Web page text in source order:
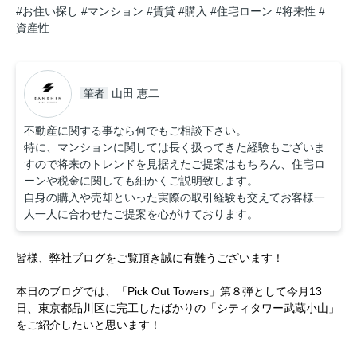
#お住い探し #マンション #賃貸 #購入 #住宅ローン #将来性 #
資産性
筆者 山田 恵二
不動産に関する事なら何でもご相談下さい。
特に、マンションに関しては長く扱ってきた経験もございま
すので将来のトレンドを見据えたご提案はもちろん、住宅ロ
ーンや税金に関しても細かくご説明致します。
自身の購入や売却といった実際の取引経験も交えてお客様一
人一人に合わせたご提案を心がけております。
皆様、弊社ブログをご覧頂き誠に有難うございます！
本日のブログでは、「Pick Out Towers」第８弾として今月13
日、東京都品川区に完工したばかりの「シティタワー武蔵小山」
をご紹介したいと思います！